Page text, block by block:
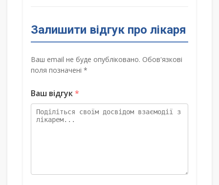
Залишити відгук про лікаря
Ваш email не буде опубліковано. Обов'язкові
поля позначені *
Ваш відгук*